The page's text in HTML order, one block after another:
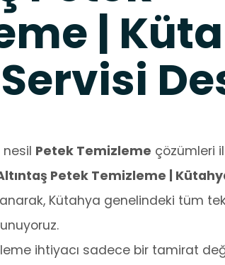
|
Petek Temizleme çözümleri
Petek Temizleme |
Kütahya genelindeki tüm
ihtiyacı sadece bir tamirat